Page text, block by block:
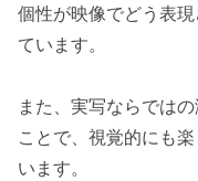
個性が映像でどう表
ています。
また、実写ならでは
ことで、視覚的にも
います。